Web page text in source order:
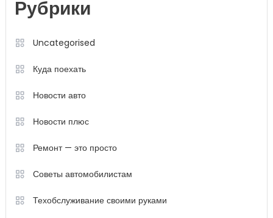
Рубрики
Uncategorised
Куда поехать
Новости авто
Новости плюс
Ремонт — это просто
Советы автомобилистам
Техобслуживание своими руками